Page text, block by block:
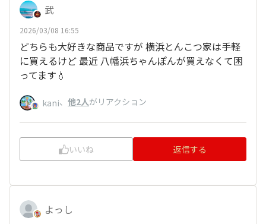
武
2026/03/08 16:55
どちらも大好きな商品ですが 横浜とんこつ家は手軽
に買えるけど 最近 八幡浜ちゃんぽんが買えなくて困
ってます💧
kani、 他2人がリアクション
いいね 返信する
よっし